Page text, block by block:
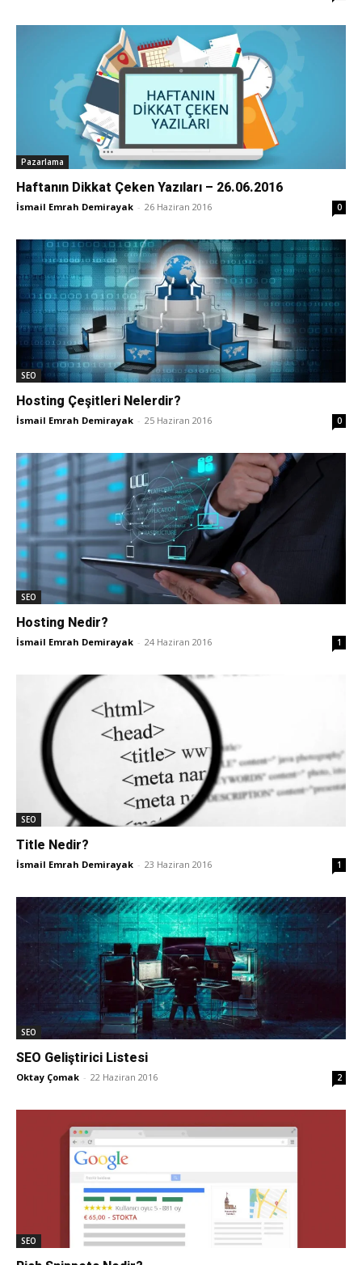
Pazarlama
Haftanın Dikkat Çeken Yazıları – 26.06.2016
İsmail Emrah Demirayak - 26 Haziran 2016 0
SEO
Hosting Çeşitleri Nelerdir?
İsmail Emrah Demirayak - 25 Haziran 2016 0
SEO
Hosting Nedir?
İsmail Emrah Demirayak - 24 Haziran 2016 1
SEO
Title Nedir?
İsmail Emrah Demirayak - 23 Haziran 2016 1
SEO
SEO Geliştirici Listesi
Oktay Çomak - 22 Haziran 2016 2
SEO